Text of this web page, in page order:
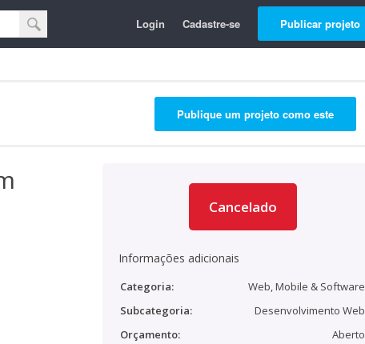
Login Cadastre-se Publicar projeto
Publique um projeto como este
Cancelado
Informações adicionais
Categoria:
Web, Mobile & Software
Subcategoria:
Desenvolvimento Web
Orçamento:
Aberto